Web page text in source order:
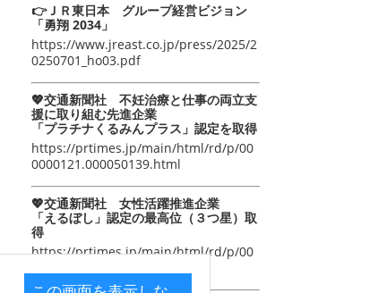
👉ＪＲ東日本 グループ経営ビジョン
「勇翔 2034」
https://www.jreast.co.jp/press/2025/2
0250701_ho03.pdf
💖交通新聞社 不妊治療と仕事の両立支
援に取り組む先進企業
「プラチナくるみんプラス」認定を取得
https://prtimes.jp/main/html/rd/p/00
0000121.000050139.html
💖交通新聞社 女性活躍推進企業
「えるぼし」認定の最高位（３つ星）取
得
https://prtimes.jp/main/html/rd/p/00